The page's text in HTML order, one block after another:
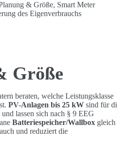
& Größe, Smart Meter
des Eigenverbrauchs
Größe
beraten, welche Leistungsklasse
PV-Anlagen bis 25 kW sind für
lassen sich nach § 9 EEG
Batteriespeicher/Wallbox gleich
und reduziert die